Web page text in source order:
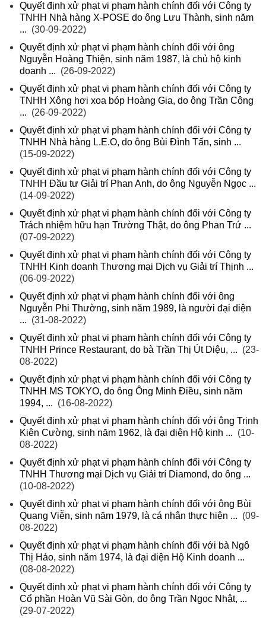
Quyết định xử phạt vi phạm hành chính đối với Công ty
TNHH Nhà hàng X-POSE do ông Lưu Thành, sinh năm
... (30-09-2022)
Quyết định xử phạt vi phạm hành chính đối với ông
Nguyễn Hoàng Thiện, sinh năm 1987, là chủ hộ kinh
doanh ... (26-09-2022)
Quyết định xử phạt vi phạm hành chính đối với Công ty
TNHH Xông hơi xoa bóp Hoàng Gia, do ông Trần Công
... (26-09-2022)
Quyết định xử phạt vi phạm hành chính đối với Công ty
TNHH Nhà hàng L.E.O, do ông Bùi Đình Tấn, sinh ...
(15-09-2022)
Quyết định xử phạt vi phạm hành chính đối với Công ty
TNHH Đầu tư Giải trí Phan Anh, do ông Nguyễn Ngọc ...
(14-09-2022)
Quyết định xử phạt vi phạm hành chính đối với Công ty
Trách nhiệm hữu hạn Trường Thật, do ông Phan Trứ ...
(07-09-2022)
Quyết định xử phạt vi phạm hành chính đối với Công ty
TNHH Kinh doanh Thương mại Dịch vụ Giải trí Thịnh ...
(06-09-2022)
Quyết định xử phạt vi phạm hành chính đối với ông
Nguyễn Phi Thường, sinh năm 1989, là người đại diện
... (31-08-2022)
Quyết định xử phạt vi phạm hành chính đối với Công ty
TNHH Prince Restaurant, do bà Trần Thị Út Diệu, ... (23-
08-2022)
Quyết định xử phạt vi phạm hành chính đối với Công ty
TNHH MS TOKYO, do ông Ông Minh Điều, sinh năm
1994, ... (16-08-2022)
Quyết định xử phạt vi phạm hành chính đối với ông Trịnh
Kiên Cường, sinh năm 1962, là đại diện Hộ kinh ... (10-
08-2022)
Quyết định xử phạt vi phạm hành chính đối với Công ty
TNHH Thương mại Dịch vụ Giải trí Diamond, do ông ...
(10-08-2022)
Quyết định xử phạt vi phạm hành chính đối với ông Bùi
Quang Viễn, sinh năm 1979, là cá nhân thực hiện ... (09-
08-2022)
Quyết định xử phạt vi phạm hành chính đối với bà Ngô
Thị Hảo, sinh năm 1974, là đại diện Hộ Kinh doanh ...
(08-08-2022)
Quyết định xử phạt vi phạm hành chính đối với Công ty
Cổ phần Hoàn Vũ Sài Gòn, do ông Trần Ngọc Nhật, ...
(29-07-2022)